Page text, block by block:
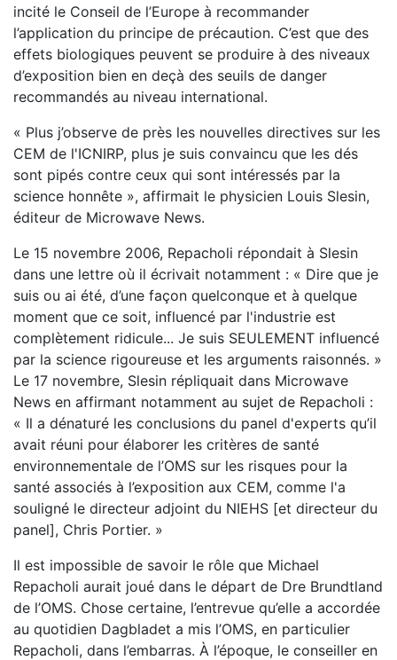
incité le Conseil de l’Europe à recommander
l’application du principe de précaution. C’est que des
effets biologiques peuvent se produire à des niveaux
d’exposition bien en deçà des seuils de danger
recommandés au niveau international.
« Plus j’observe de près les nouvelles directives sur les
CEM de l'ICNIRP, plus je suis convaincu que les dés
sont pipés contre ceux qui sont intéressés par la
science honnête », affirmait le physicien Louis Slesin,
éditeur de Microwave News.
Le 15 novembre 2006, Repacholi répondait à Slesin
dans une lettre où il écrivait notamment : « Dire que je
suis ou ai été, d’une façon quelconque et à quelque
moment que ce soit, influencé par l'industrie est
complètement ridicule... Je suis SEULEMENT influencé
par la science rigoureuse et les arguments raisonnés. »
Le 17 novembre, Slesin répliquait dans Microwave
News en affirmant notamment au sujet de Repacholi :
« Il a dénaturé les conclusions du panel d'experts qu’il
avait réuni pour élaborer les critères de santé
environnementale de l’OMS sur les risques pour la
santé associés à l’exposition aux CEM, comme l'a
souligné le directeur adjoint du NIEHS [et directeur du
panel], Chris Portier. »
Il est impossible de savoir le rôle que Michael
Repacholi aurait joué dans le départ de Dre Brundtland
de l’OMS. Chose certaine, l’entrevue qu’elle a accordée
au quotidien Dagbladet a mis l’OMS, en particulier
Repacholi, dans l’embarras. À l’époque, le conseiller en